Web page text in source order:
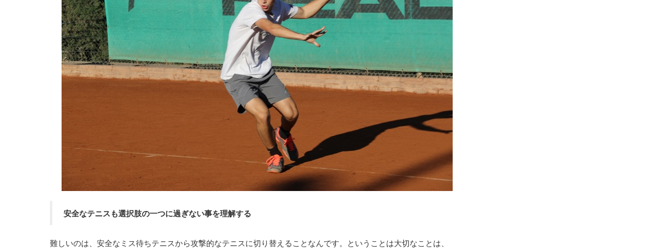
安全なテニスも選択肢の一つに過ぎない事を理解する
難しいのは、安全なミス待ちテニスから攻撃的なテニスに切り替えることなんです。ということは大切なことは、